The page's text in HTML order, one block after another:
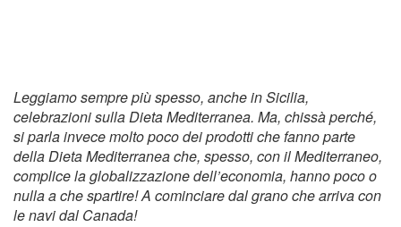
Leggiamo sempre più spesso, anche in Sicilia,
celebrazioni sulla Dieta Mediterranea. Ma, chissà perché,
si parla invece molto poco dei prodotti che fanno parte
della Dieta Mediterranea che, spesso, con il Mediterraneo,
complice la globalizzazione dell’economia, hanno poco o
nulla a che spartire! A cominciare dal grano che arriva con
le navi dal Canada!